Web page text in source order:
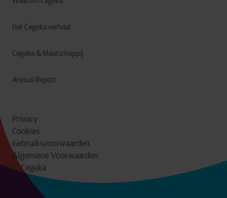
Het Cegeka verhaal
Cegeka & Maatschappij
Annual Report
Privacy
Cookies
Gebruiksvoorwaarden
Algemene Voorwaarden
© Cegeka